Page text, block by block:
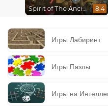
Spirit of The Ancient Forest 8.4
Игры Лабиринт
Игры Пазлы
Игры на